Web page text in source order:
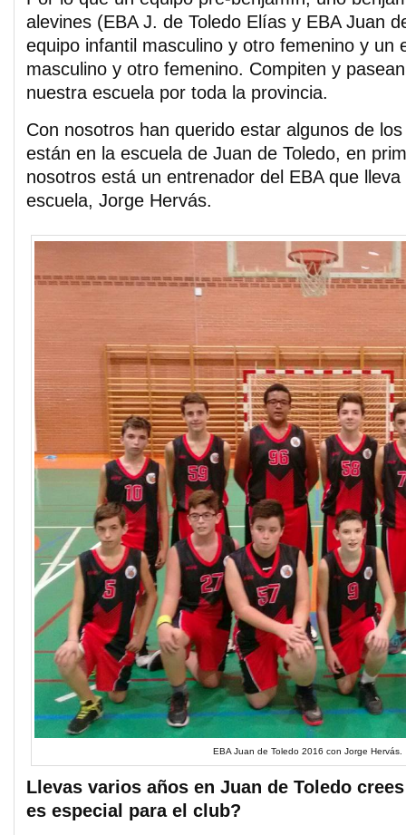
alevines (EBA J. de Toledo Elías y EBA Juan
equipo infantil masculino y otro femenino y un
masculino y otro femenino. Compiten y
nuestra escuela por toda la provincia.
Con nosotros han querido estar algunos de
están en la escuela de Juan de Toledo, en
nosotros está un entrenador del EBA que
escuela, Jorge Hervás.
EBA Juan de Toledo 2016 con Jorge Hervás.
Llevas varios años en Juan de Toledo
es especial para el club?